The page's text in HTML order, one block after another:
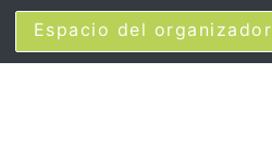
Espacio del organizador